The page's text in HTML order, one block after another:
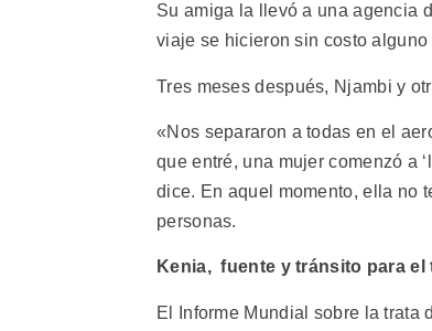
Su amiga la llevó a una agencia
viaje se hicieron sin costo alguno
Tres meses después, Njambi y
«Nos separaron a todas en el
que entré, una mujer comenzó a
dice. En aquel momento, ella no
personas.
Kenia, fuente y tránsito para el
El Informe Mundial sobre la trata